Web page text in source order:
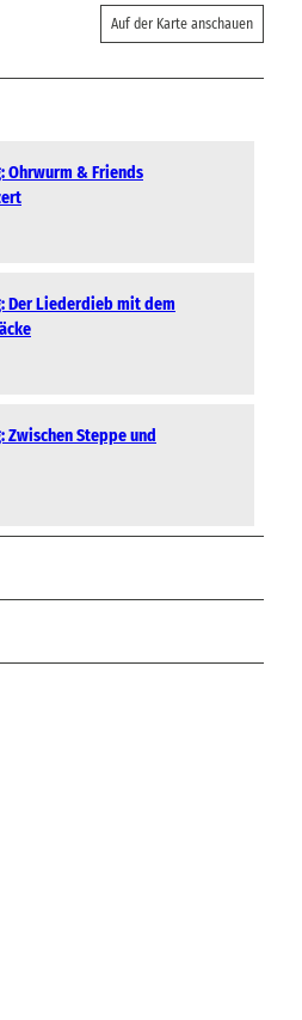
Auf der Karte anschauen
Ohrwurm & Friends
Der Liederdieb mit dem
Steppe und